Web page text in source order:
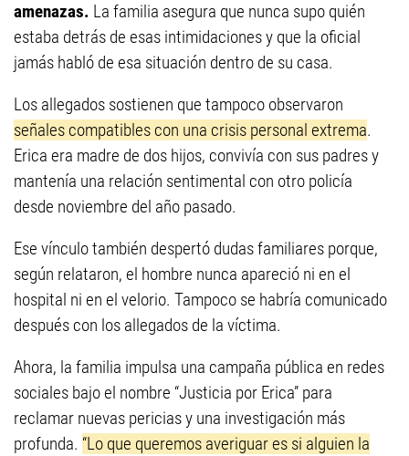
amenazas. La familia asegura que nunca supo quién
estaba detrás de esas intimidaciones y que la oficial
jamás habló de esa situación dentro de su casa.
Los allegados sostienen que tampoco observaron
señales compatibles con una crisis personal extrema.
Erica era madre de dos hijos, convivía con sus padres y
mantenía una relación sentimental con otro policía
desde noviembre del año pasado.
Ese vínculo también despertó dudas familiares porque,
según relataron, el hombre nunca apareció ni en el
hospital ni en el velorio. Tampoco se habría comunicado
después con los allegados de la víctima.
Ahora, la familia impulsa una campaña pública en redes
sociales bajo el nombre “Justicia por Erica” para
reclamar nuevas pericias y una investigación más
profunda. “Lo que queremos averiguar es si alguien la